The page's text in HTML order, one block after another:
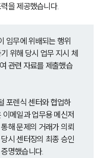
개
점
길
너 로펌
리
색
을 제공했습니다.
임무에 위배되는 행위
위해 당시 업무 지시 체
관련 자료를 제출했습
포렌식 센터와 협업하
메일과 업무용 메신저
해 문제의 거래가 의뢰
시 센터장의 최종 승인
명했습니다.